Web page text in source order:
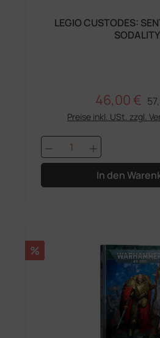
LEGIO CUSTODES:
SODALITY
46,00 €
Preise inkl. USt. zzgl.
Produkt Anzahl:
In den
Rabatt
%